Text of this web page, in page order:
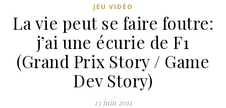
JEU VIDÉO
La vie peut se faire foutre:
j’ai une écurie de F1
(Grand Prix Story / Game
Dev Story)
13 juin 2011